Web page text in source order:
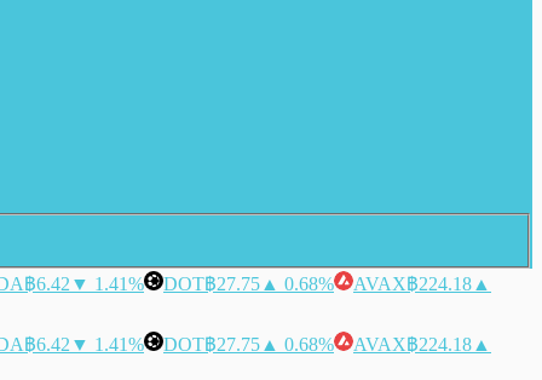
฿6.42 ▼ 1.41% DOT฿27.75 ▲ 0.68% AVAX฿224.18 ▲
฿6.42 ▼ 1.41% DOT฿27.75 ▲ 0.68% AVAX฿224.18 ▲